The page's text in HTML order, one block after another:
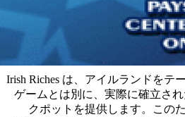
Irish Riches は、アイルランドをテ
ゲームとは別に、実際に確立さ
クポットを提供します。この